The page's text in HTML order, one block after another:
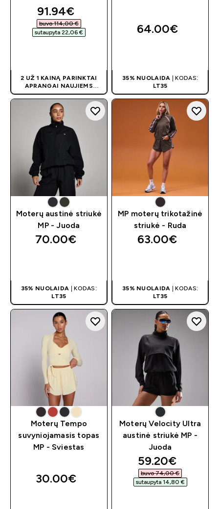
discounted price
91.94€‎
buvo 114,00 €‎
sutaupyta 22,06 €‎
2 UŽ 1 KAINĄ PARINKTAI
APRANGAI NAUJIEMS
KLIENTAMS! PRISITAIKO
AUTOMATIŠKAI
64.00€‎
35% NUOLAIDA | KODAS:
LT35
Moterų austinė striukė
MP - Juoda
70.00€‎
35% NUOLAIDA | KODAS:
LT35
MP moterų trikotažinė
striukė - Ruda
63.00€‎
35% NUOLAIDA | KODAS:
LT35
Moterų Tempo
suvyniojamasis topas
MP - Sviestas
30.00€‎
Moterų Velocity Ultra
austinė striukė MP -
Juoda
discounted
59.20€‎
buvo 74,00 €‎
sutaupyta 14,80 €‎